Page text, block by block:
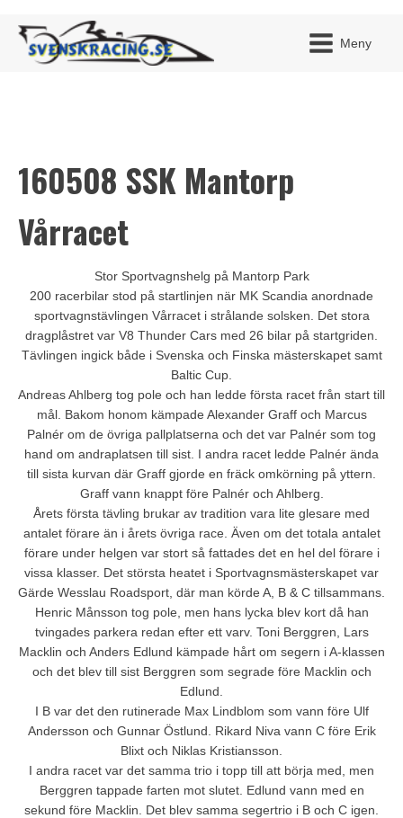
Meny
160508 SSK Mantorp
Vårracet
Stor Sportvagnshelg på Mantorp Park
200 racerbilar stod på startlinjen när MK Scandia anordnade
sportvagnstävlingen Vårracet i strålande solsken. Det stora
dragplåstret var V8 Thunder Cars med 26 bilar på startgriden.
Tävlingen ingick både i Svenska och Finska mästerskapet samt
Baltic Cup.
Andreas Ahlberg tog pole och han ledde första racet från start till
mål. Bakom honom kämpade Alexander Graff och Marcus
Palnér om de övriga pallplatserna och det var Palnér som tog
hand om andraplatsen till sist. I andra racet ledde Palnér ända
till sista kurvan där Graff gjorde en fräck omkörning på yttern.
Graff vann knappt före Palnér och Ahlberg.
Årets första tävling brukar av tradition vara lite glesare med
antalet förare än i årets övriga race. Även om det totala antalet
förare under helgen var stort så fattades det en hel del förare i
vissa klasser. Det största heatet i Sportvagnsmästerskapet var
Gärde Wesslau Roadsport, där man körde A, B & C tillsammans.
Henric Månsson tog pole, men hans lycka blev kort då han
tvingades parkera redan efter ett varv. Toni Berggren, Lars
Macklin och Anders Edlund kämpade hårt om segern i A-klassen
och det blev till sist Berggren som segrade före Macklin och
Edlund.
I B var det den rutinerade Max Lindblom som vann före Ulf
Andersson och Gunnar Östlund. Rikard Niva vann C före Erik
Blixt och Niklas Kristiansson.
I andra racet var det samma trio i topp till att börja med, men
Berggren tappade farten mot slutet. Edlund vann med en
sekund före Macklin. Det blev samma segertrio i B och C igen.